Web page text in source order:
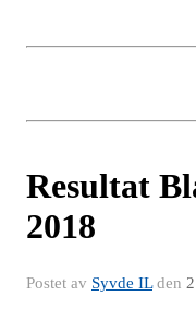
Resultat
2018
Postet av Syvde ILden